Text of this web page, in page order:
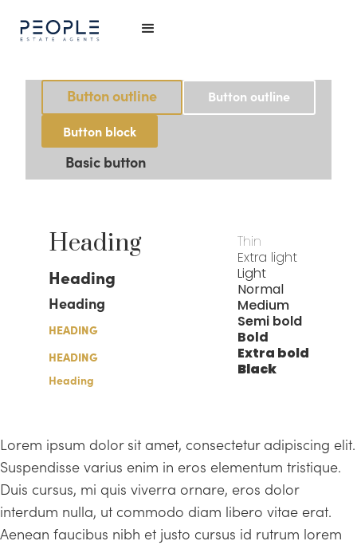
Button outline
Button outline
Button block
Basic button
Heading
Heading
Heading
HEADING
HEADING
Heading
Thin
Extra light
Light
Normal
Medium
Semi bold
Bold
Extra bold
Black
Lorem ipsum dolor sit amet, consectetur adipiscing elit.
Suspendisse varius enim in eros elementum tristique.
Duis cursus, mi quis viverra ornare, eros dolor
interdum nulla, ut commodo diam libero vitae erat.
Aenean faucibus nibh et justo cursus id rutrum lorem